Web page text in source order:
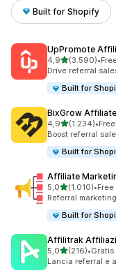
Built for Shopify
UpPromote
4,9stelle su 5
(3.590)
3590 recensioni
•
Drive referral
Built for
BixGrow
4,9stelle su 5
(1.234)
1234 recensioni
•
Boost referral
Built for
Affiliate
5,0stelle su 5
(1.010)
1010 recensioni
•
Referral
Built for
Affilitrak
5,0stelle su 5
(216)
216 recensioni
•Gratis
Lancia referral e